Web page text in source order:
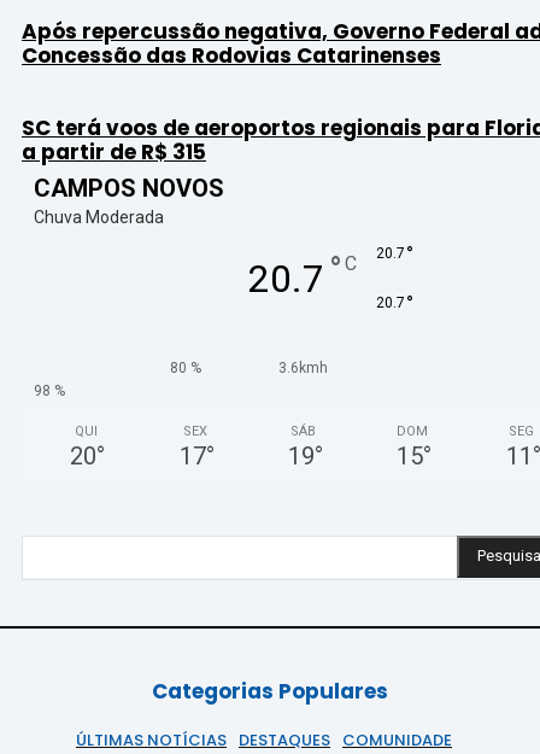
Após repercussão negativa, Governo Federal
Concessão das Rodovias Catarinenses
SC terá voos de aeroportos regionais para
a partir de R$ 315
CAMPOS NOVOS
Chuva Moderada
20.7 ° C 20.7 °
20.7 °
80 %
3.6kmh
98 %
QUI
20°
SEX
17°
SÁB
19°
DOM
15°
SEG
11 °
Categorias Populares
ÚLTIMAS NOTÍCIAS DESTAQUES COMUNIDADE